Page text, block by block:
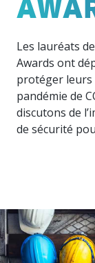
dans la
l’innovation
est
résultats
de nos
enquêtes
auprès
des
offre une
occasion
de
vos
pairs, au
Québec
comme
partout
vous
de
entre
Les lauréats
Awards ont
protéger leurs
pandémie de
discutons de
de sécurité